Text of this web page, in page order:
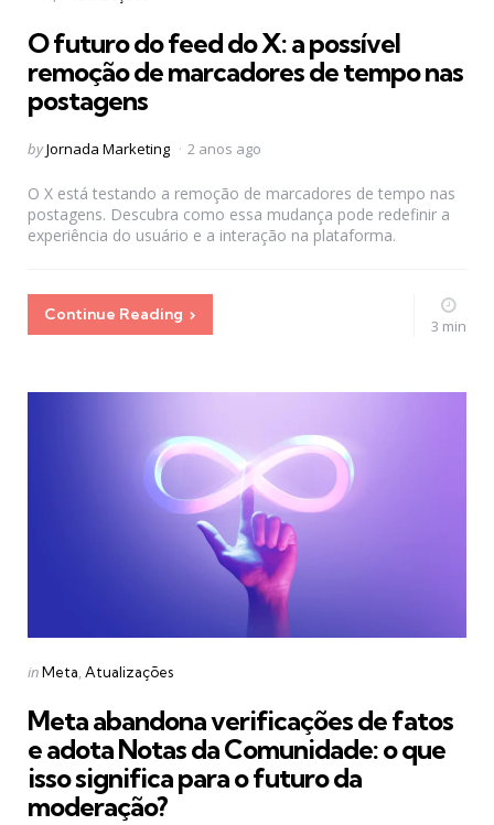
O futuro do feed do X: a possível
remoção de marcadores de tempo nas
postagens
Posted
byJornada Marketing 2 anos ago
O X está testando a remoção de marcadores de tempo nas
postagens. Descubra como essa mudança pode redefinir a
experiência do usuário e a interação na plataforma.
Continue Reading
3 min
Categories
Posted
inMeta Atualizações
Meta abandona verificações de fatos
e adota Notas da Comunidade: o que
isso significa para o futuro da
moderação?